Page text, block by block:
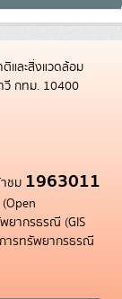
และสิ่งแวดล้อม
วี กทม. 10400
ชม 1963011
ยากรธรณี (GIS
ารทรัพยากรธรณี